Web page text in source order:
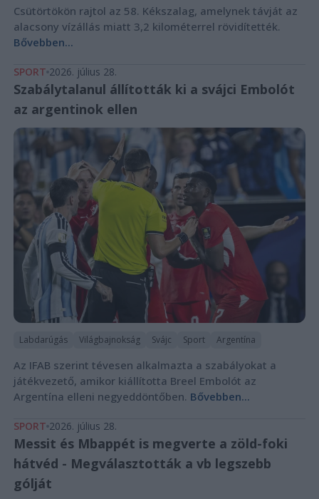
Csütörtökön rajtol az 58. Kékszalag, amelynek távját az
alacsony vízállás miatt 3,2 kilométerrel rövidítették.
Bővebben...
SPORT 2026. július 28.
Szabálytalanul állították ki a svájci Embolót
az argentinok ellen
Labdarúgás Világbajnokság Svájc Sport Argentína
Az IFAB szerint tévesen alkalmazta a szabályokat a
játékvezető, amikor kiállította Breel Embolót az
Argentína elleni negyeddöntőben. Bővebben...
SPORT 2026. július 28.
Messit és Mbappét is megverte a zöld-foki
hátvéd - Megválasztották a vb legszebb
gólját